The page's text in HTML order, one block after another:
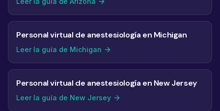
Personal virtual de anestesiología en Michigan
Leer la guía de Michigan
Personal virtual de anestesiología en New Jersey
Leer la guía de New Jersey